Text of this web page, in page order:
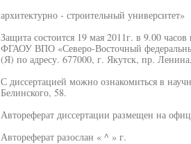
архитектурно - строительный университет»
Защита состоится 19 мая 2011г. в 9.00
ФГАОУ ВПО «Северо-Восточный
(Я) по адресу. 677000, г. Якутск, пр.
С диссертацией можно ознакомиться в
Белинского, 58.
Автореферат диссертации размещен на
Автореферат разослан « ^ » г.